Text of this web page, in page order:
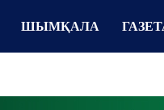
ШЫМҚАЛА